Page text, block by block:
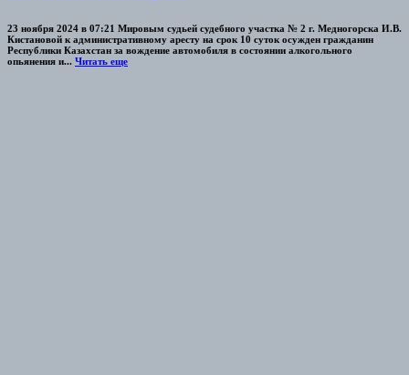
23 ноября 2024 в 07:21 Мировым судьей судебного участка № 2 г. Медногорска И.В.
Кистановой к административному аресту на срок 10 суток осужден гражданин
Республики Казахстан за вождение автомобиля в состоянии алкогольного
опьянения и... Читать еще